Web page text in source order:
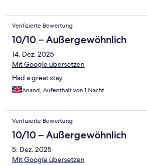
Verifizierte Bewertung
10/10 – Außergewöhnlich
14. Dez. 2025
Mit Google übersetzen
Had a great stay
Anand, Aufenthalt von 1 Nacht
Verifizierte Bewertung
10/10 – Außergewöhnlich
5. Dez. 2025
Mit Google übersetzen